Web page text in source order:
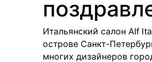
Итальянский салон Alf
острове Санкт-
многих дизайнеров